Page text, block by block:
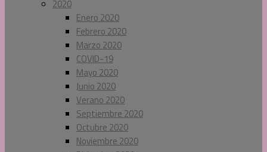
2020
Enero 2020
Febrero 2020
Marzo 2020
COVID-19
Mayo 2020
Junio 2020
Verano 2020
Septiembre 2020
Octubre 2020
Noviembre 2020